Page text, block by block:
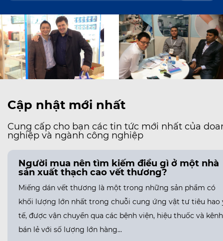
Cập nhật mới nhất
Cung cấp cho bạn các tin tức mới nhất của
nghiệp và ngành công nghiệp
Người mua nên tìm kiếm điều gì ở một nhà
sản xuất thạch cao vết thương?
Miếng dán vết thương là một trong những sản phẩm có
khối lượng lớn nhất trong chuỗi cung ứng vật tư tiêu hao
tế, được vận chuyển qua các bệnh viện, hiệu thuốc và kênh
bán lẻ với số lượng lớn hàng...